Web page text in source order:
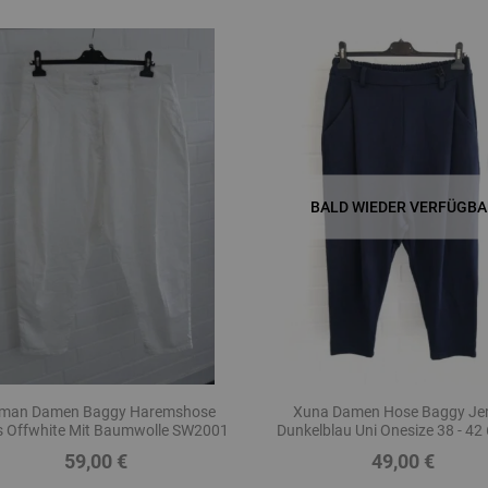
Damen Baggy Haremshose
Offwhite Mit Baumwolle SW2001
Preis
59,00 €
BALD WIEDER
Xuna Damen Hose Baggy
Dunkelblau Uni Onesize 38 - 42
Preis
49,00 €